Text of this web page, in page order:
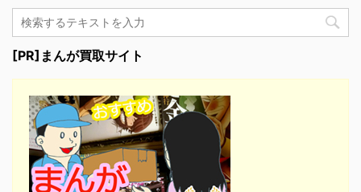
[PR]まんが買取サイト